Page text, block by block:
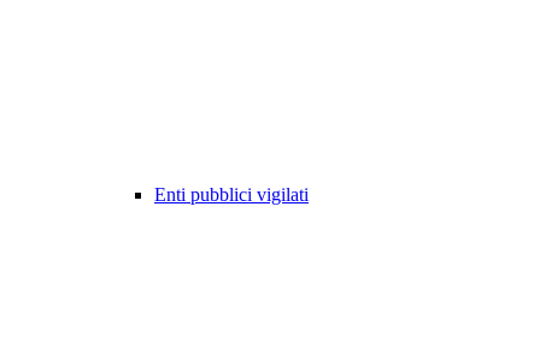
Enti pubblici vigilati